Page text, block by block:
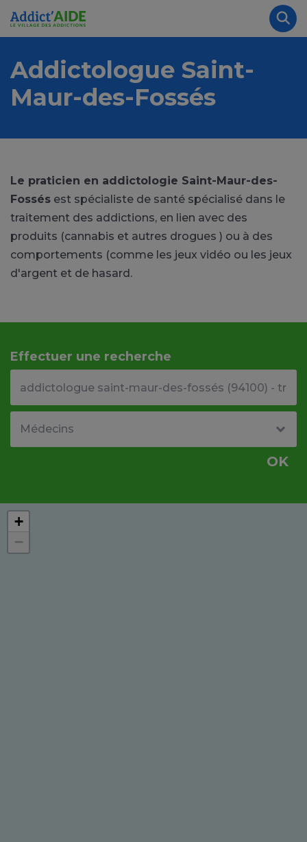
Aller au contenu principal
Addictologue Saint-
Maur-des-Fossés
Le praticien en addictologie Saint-Maur-des-
Fossés est spécialiste de santé spécialisé dans le
traitement des addictions, en lien avec des
produits (cannabis et autres drogues ) ou à des
comportements (comme les jeux vidéo ou les jeux
d'argent et de hasard.
Effectuer une recherche
OK
+
−
Panneau de gestion des cookies